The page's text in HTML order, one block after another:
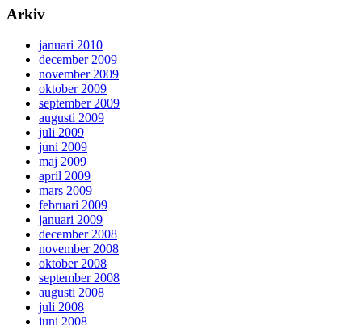
Arkiv
januari 2010
december 2009
november 2009
oktober 2009
september 2009
augusti 2009
juli 2009
juni 2009
maj 2009
april 2009
mars 2009
februari 2009
januari 2009
december 2008
november 2008
oktober 2008
september 2008
augusti 2008
juli 2008
juni 2008